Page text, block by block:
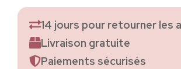
14 jours pour retourner les
Livraison gratuite
Paiements sécurisés